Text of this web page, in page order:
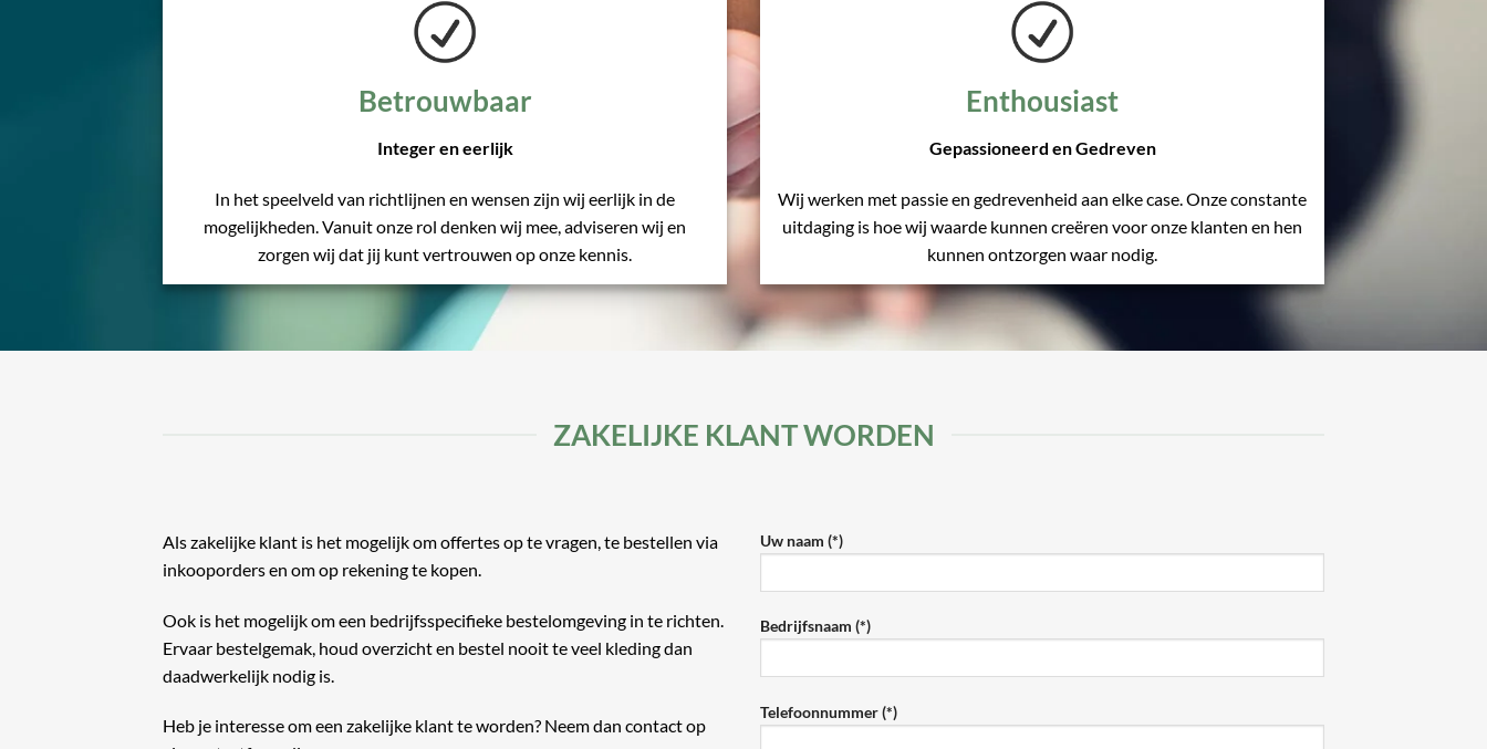
Betrouwbaar
Integer en eerlijk
In het speelveld van richtlijnen en wensen zijn wij eerlijk in de
mogelijkheden. Vanuit onze rol denken wij mee, adviseren wij en
zorgen wij dat jij kunt vertrouwen op onze kennis.
Enthousiast
Gepassioneerd en Gedreven
Wij werken met passie en gedrevenheid aan elke case. Onze constante
uitdaging is hoe wij waarde kunnen creëren voor onze klanten en hen
kunnen ontzorgen waar nodig.
ZAKELIJKE KLANT WORDEN
Als zakelijke klant is het mogelijk om offertes op te vragen, te bestellen via
inkooporders en om op rekening te kopen.
Ook is het mogelijk om een bedrijfsspecifieke bestelomgeving in te richten.
Ervaar bestelgemak, houd overzicht en bestel nooit te veel kleding dan
daadwerkelijk nodig is.
Heb je interesse om een zakelijke klant te worden? Neem dan contact op
Uw naam (*)
Bedrijfsnaam (*)
Telefoonnummer (*)